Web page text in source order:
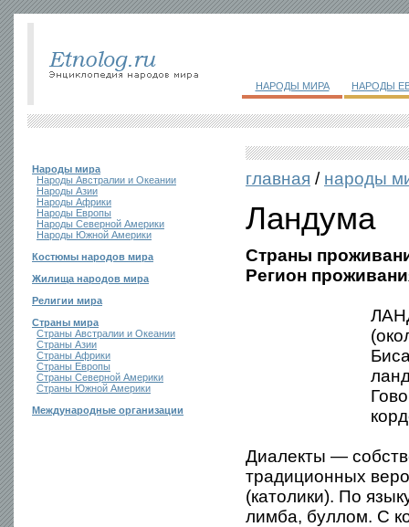
НАРОДЫ МИРА НАРОДЫ
Народы мира
Народы Австралии и Океании
Народы Азии
Народы Африки
Народы Европы
Народы Северной Америки
Народы Южной Америки
Костюмы народов мира
Жилища народов мира
Религии мира
Страны мира
Страны Австралии и Океании
Страны Азии
Страны Африки
Страны Европы
Страны Северной Америки
Страны Южной Америки
Международные организации
главная / народы
Ландума
Страны
Регион
Диалекты —
традиционных
(католики). По
лимба, буллом. С